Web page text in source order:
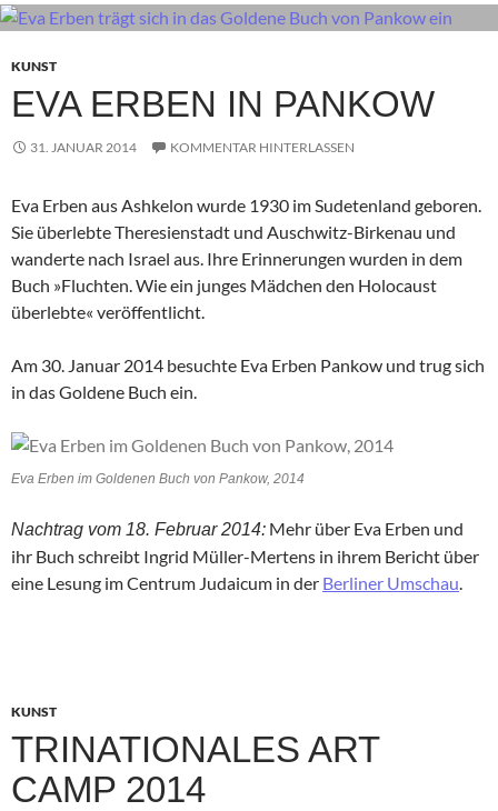
KUNST
EVA ERBEN IN PANKOW
31. JANUAR 2014 KOMMENTAR HINTERLASSEN
Eva Erben aus Ashkelon wurde 1930 im Sudetenland geboren.
Sie überlebte Theresienstadt und Auschwitz-Birkenau und
wanderte nach Israel aus. Ihre Erinnerungen wurden in dem
Buch »Fluchten. Wie ein junges Mädchen den Holocaust
überlebte« veröffentlicht.
Am 30. Januar 2014 besuchte Eva Erben Pankow und trug sich
in das Goldene Buch ein.
Eva Erben im Goldenen Buch von Pankow, 2014
Nachtrag vom 18. Februar 2014: Mehr über Eva Erben und
ihr Buch schreibt Ingrid Müller-Mertens in ihrem Bericht über
eine Lesung im Centrum Judaicum in der Berliner Umschau.
KUNST
TRINATIONALES ART
CAMP 2014